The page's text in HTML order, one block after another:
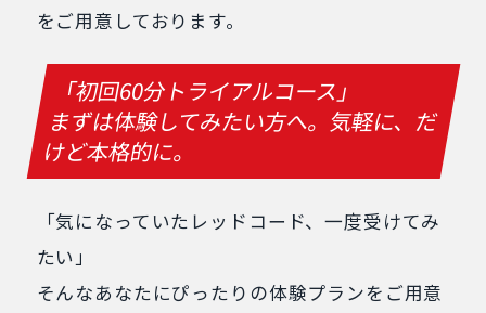
をご用意しております。
「初回60分トライアルコース」
まずは体験してみたい方へ。気軽に、だ
けど本格的に。
「気になっていたレッドコード、一度受けてみ
たい」
そんなあなたにぴったりの体験プランをご用意